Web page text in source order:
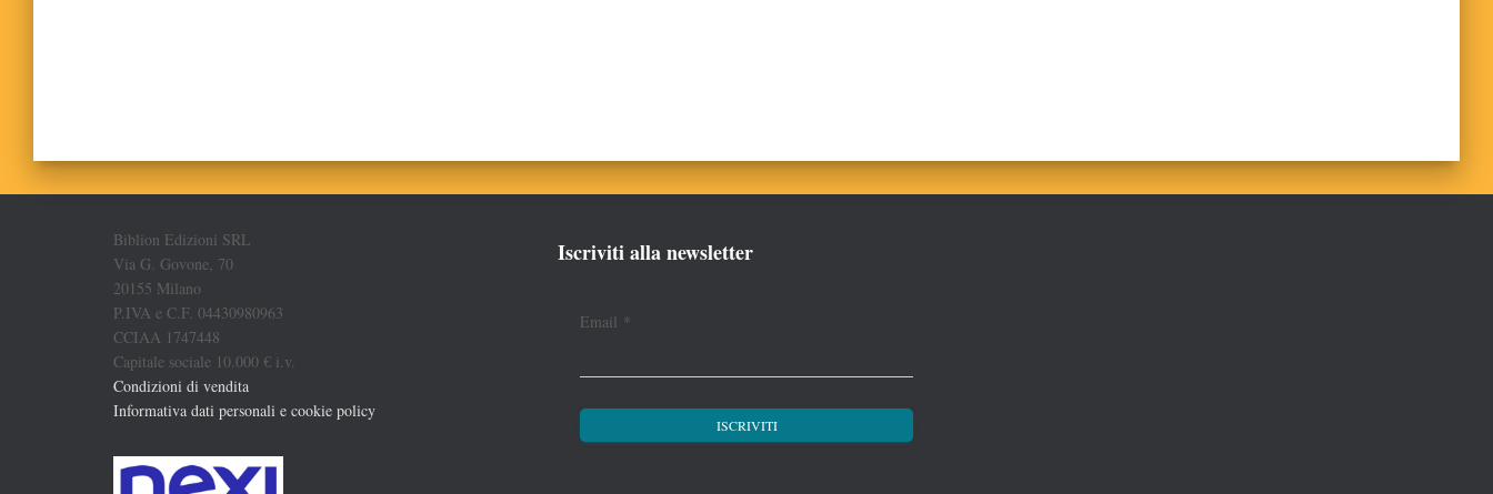
Biblion Edizioni SRL
Via G. Govone, 70
20155 Milano
P.IVA e C.F. 04430980963
CCIAA 1747448
Capitale sociale 10.000 € i.v.
Condizioni di vendita
Informativa dati personali e cookie policy
Iscriviti alla newsletter
Email *